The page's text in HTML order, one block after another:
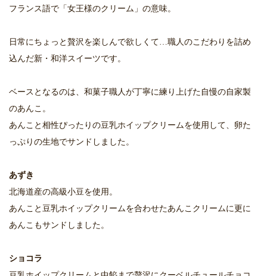
フランス語で「女王様のクリーム」の意味。
日常にちょっと贅沢を楽しんで欲しくて…職人のこだわりを詰め
込んだ新・和洋スイーツです。
ベースとなるのは、和菓子職人が丁寧に練り上げた自慢の自家製
のあんこ。
あんこと相性ぴったりの豆乳ホイップクリームを使用して、卵た
っぷりの生地でサンドしました。
あずき
北海道産の高級小豆を使用。
あんこと豆乳ホイップクリームを合わせたあんこクリームに更に
あんこもサンドしました。
ショコラ